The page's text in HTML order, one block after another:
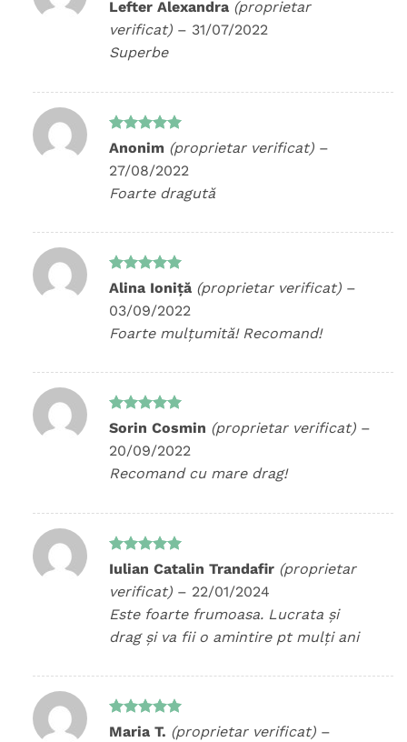
Lefter Alexandra (proprietar
verificat) – 31/07/2022
Superbe
Evaluat la
5din 5
Anonim (proprietar verificat) –
27/08/2022
Foarte dragută
Evaluat la
Alina Ioniță (proprietar verificat) –
03/09/2022
Foarte mulțumită! Recomand!
Evaluat la
5
Sorin Cosmin (proprietar verificat) –
20/09/2022
Recomand cu mare drag!
Evaluat la
din 5
Iulian Catalin Trandafir (proprietar
verificat) – 22/01/2024
Este foarte frumoasa. Lucrata și
drag și va fii o amintire pt mulți ani
Evaluat la
Maria T. (proprietar verificat) –